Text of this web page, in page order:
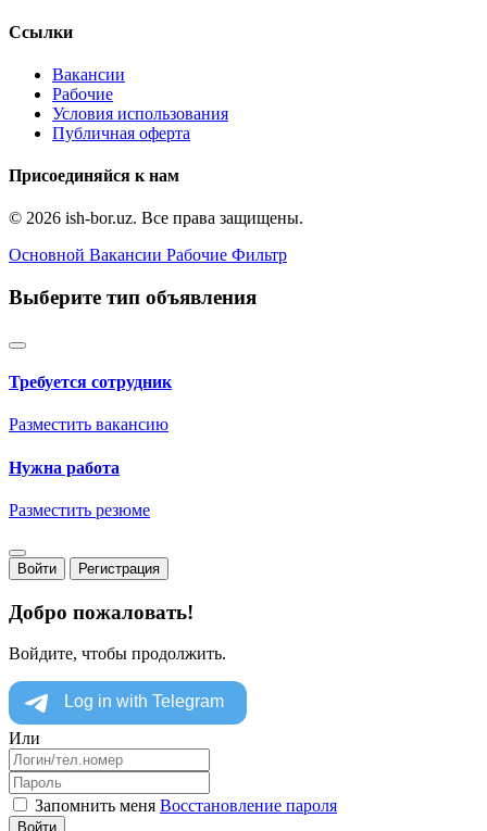
Ссылки
Вакансии
Рабочие
Условия использования
Публичная оферта
Присоединяйся к нам
© 2026 ish-bor.uz. Все права защищены.
Основной Вакансии Рабочие Фильтр
Выберите тип объявления
Требуется сотрудник
Разместить вакансию
Нужна работа
Разместить резюме
Войти Регистрация
Добро пожаловать!
Войдите, чтобы продолжить.
Или
Запомнить меня Восстановление пароля
Войти